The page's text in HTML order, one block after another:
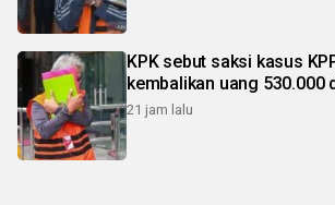
KPK sebut saksi kasus
kembalikan uang 530.000
21 jam lalu